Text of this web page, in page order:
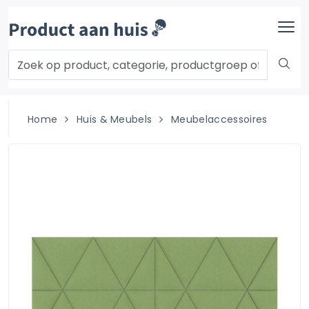
Home Huis & Meubels Meubelaccessoires